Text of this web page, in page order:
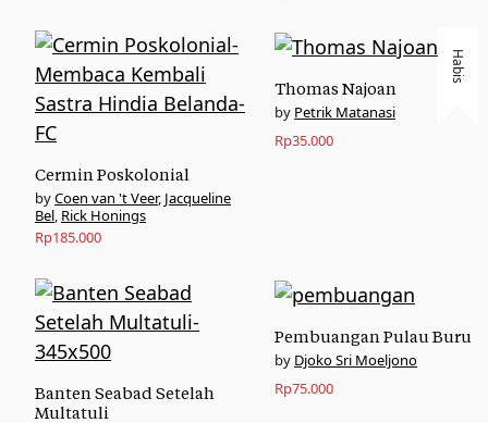
Cermin Poskolonial
Coen van 't Veer, Jacqueline
Bel, Rick Honings
Rp185.000
Habis
Thomas Najoan
Petrik Matanasi
Rp35.000
Banten Seabad Setelah
Multatuli
Pembuangan Pulau Buru
Djoko Sri Moeljono
Rp75.000